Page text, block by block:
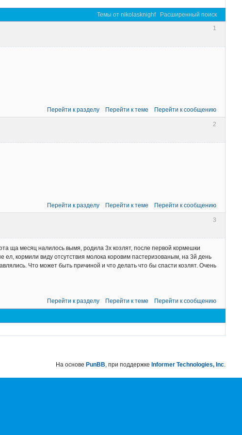
Темы от nikolasknighf
Расширенный поиск
1
Перейти к разделу Перейти к теме Перейти к сообщению
2
Перейти к разделу Перейти к теме Перейти к сообщению
3
ща месяц налилось вымя, родила 3х козлят, после первой кормешки
кормили виду отсутствия молока коровим пастеризованым, на 3й день
Что может быть причиной и что делать что бы спасти козлят. Очень
Перейти к разделу Перейти к теме Перейти к сообщению
На основеPunBB, при поддержкеInformer Technologies, Inc.